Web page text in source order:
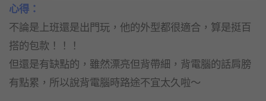
心得：
不論是上班還是出門玩，他的外型都很適合，算是挺百
搭的包款！！！
但還是有缺點的，雖然漂亮但背帶細，背電腦的話肩膀
有點累，所以說背電腦時路途不宜太久啦～